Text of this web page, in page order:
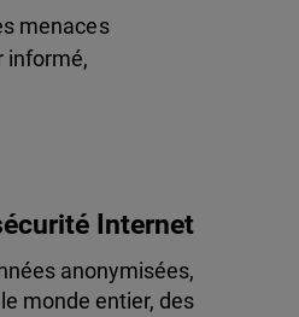
menaces
informé,
Internet
anonymisées,
monde entier, des